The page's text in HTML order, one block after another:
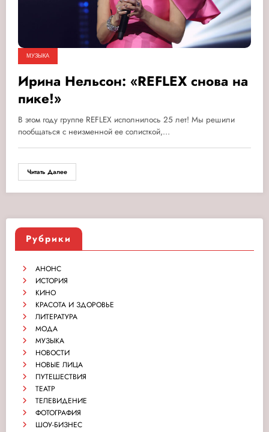
МУЗЫКА
Ирина Нельсон: «REFLEX снова на
пике!»
В этом году группе REFLEX исполнилось 25 лет! Мы решили
пообщаться с неизменной ее солисткой,…
Читать Далее
Рубрики
АНОНС
ИСТОРИЯ
КИНО
КРАСОТА И ЗДОРОВЬЕ
ЛИТЕРАТУРА
МОДА
МУЗЫКА
НОВОСТИ
НОВЫЕ ЛИЦА
ПУТЕШЕСТВИЯ
ТЕАТР
ТЕЛЕВИДЕНИЕ
ФОТОГРАФИЯ
ШОУ-БИЗНЕС